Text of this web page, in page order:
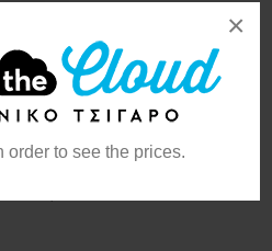
order to see the prices.
×
Mint 12mg/g